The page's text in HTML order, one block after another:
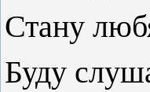
Стану
Буду